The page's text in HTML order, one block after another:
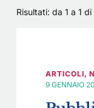
Risultati: da 1 a 1 di
ARTICOLI,
9 GENNAIO